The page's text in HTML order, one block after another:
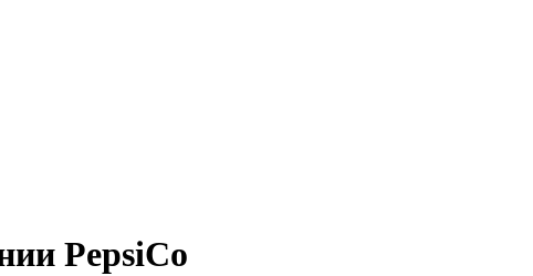
PepsiCo